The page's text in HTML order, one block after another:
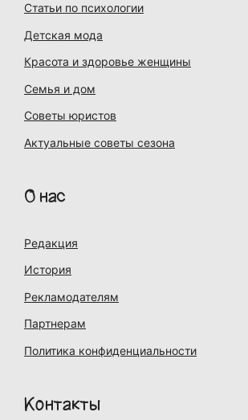
Статьи по психологии
Детская мода
Красота и здоровье женщины
Семья и дом
Советы юристов
Актуальные советы сезона
О нас
Редакция
История
Рекламодателям
Партнерам
Политика конфиденциальности
Контакты